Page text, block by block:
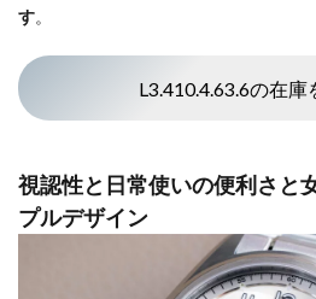
す。
L3.410.4.63.6の在庫
視認性と日常使いの便利さと
プルデザイン